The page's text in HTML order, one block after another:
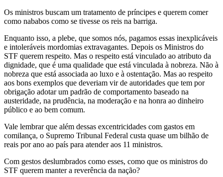
Os ministros buscam um tratamento de príncipes e querem comer
como nababos como se tivesse os reis na barriga.
Enquanto isso, a plebe, que somos nós, pagamos essas inexplicáveis
e intoleráveis mordomias extravagantes. Depois os Ministros do
STF querem respeito. Mas o respeito está vinculado ao atributo da
dignidade, que é uma qualidade que está vinculada à nobreza. Não à
nobreza que está associada ao luxo e à ostentação. Mas ao respeito
aos bons exemplos que deveriam vir de autoridades que tem por
obrigação adotar um padrão de comportamento baseado na
austeridade, na prudência, na moderação e na honra ao dinheiro
público e ao bem comum.
Vale lembrar que além dessas excentricidades com gastos em
comilança, o Supremo Tribunal Federal custa quase um bilhão de
reais por ano ao país para atender aos 11 ministros.
Com gestos deslumbrados como esses, como que os ministros do
STF querem manter a reverência da nação?